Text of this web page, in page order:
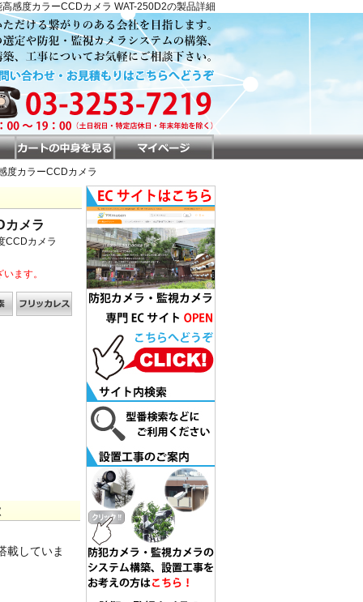
感度カラーCCDカメラ WAT-250D2の製品詳細
度カラーCCDカメラ
カメラ
CCDカメラ
ます。
載していま